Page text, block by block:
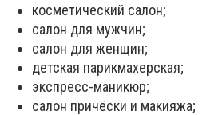
косметический салон;
салон для мужчин;
салон для женщин;
детская парикмахерская;
экспресс-маникюр;
салон причёски и макияжа;